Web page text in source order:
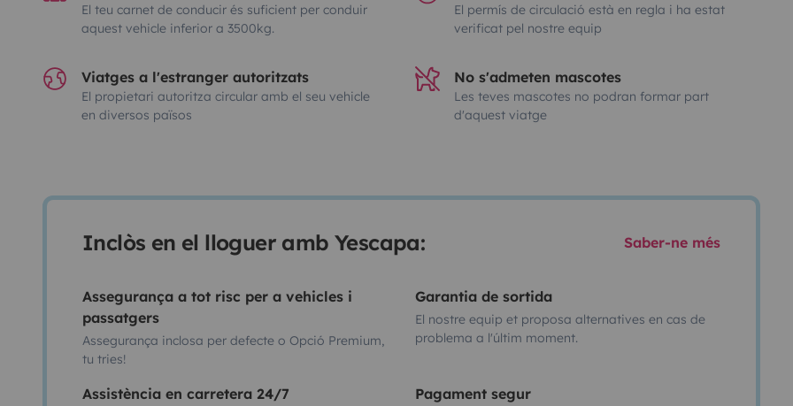
El teu carnet de conducir és suficient per conduir
aquest vehicle inferior a 3500kg.
El permís de circulació està en regla i ha estat
verificat pel nostre equip
Viatges a l'estranger autoritzats
El propietari autoritza circular amb el seu vehicle
en diversos països
No s'admeten mascotes
Les teves mascotes no podran formar part
d'aquest viatge
Inclòs en el lloguer amb Yescapa: Saber-ne més
Assegurança a tot risc per a vehicles i
passatgers
Assegurança inclosa per defecte o Opció Premium,
tu tries!
Garantia de sortida
El nostre equip et proposa alternatives en cas de
problema a l'últim moment.
Assistència en carretera 24/7 Pagament segur